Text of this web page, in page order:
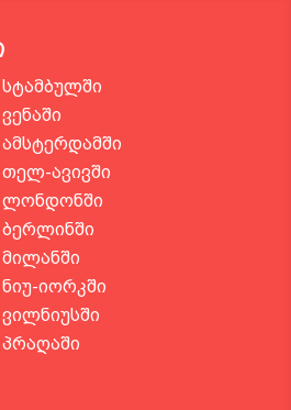
ავივში
ლონდონში
იორკში